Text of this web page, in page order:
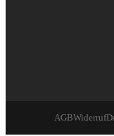
AGBWiderruf